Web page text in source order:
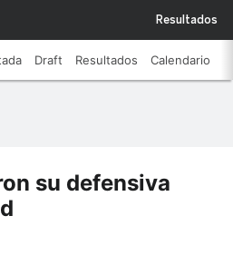
Resultados
Draft Resultados Calendario
su defensiva